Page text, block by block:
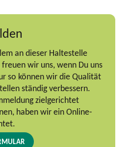
an dieser Haltestelle
wir uns, wenn Du uns
so können wir die Qualität
ständig verbessern.
zielgerichtet
haben wir ein Online-